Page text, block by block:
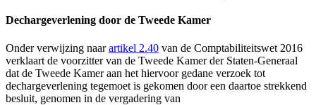
Dechargeverlening door de Tweede Kamer
Onder verwijzing naarartikel 2.40 van de Comptabiliteitswet 2016
verklaart de voorzitter van de Tweede Kamer der Staten-Generaal
dat de Tweede Kamer aan het hiervoor gedane verzoek tot
dechargeverlening tegemoet is gekomen door een daartoe strekkend
besluit, genomen in de vergadering van